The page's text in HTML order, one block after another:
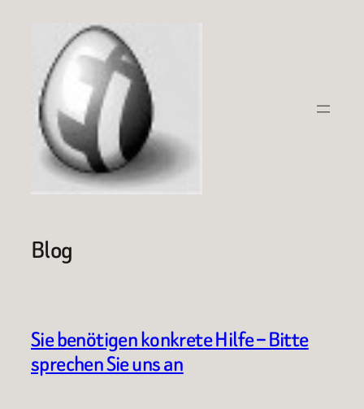
springen
Blog
Sie benötigen konkrete Hilfe – Bitte
sprechen Sie uns an